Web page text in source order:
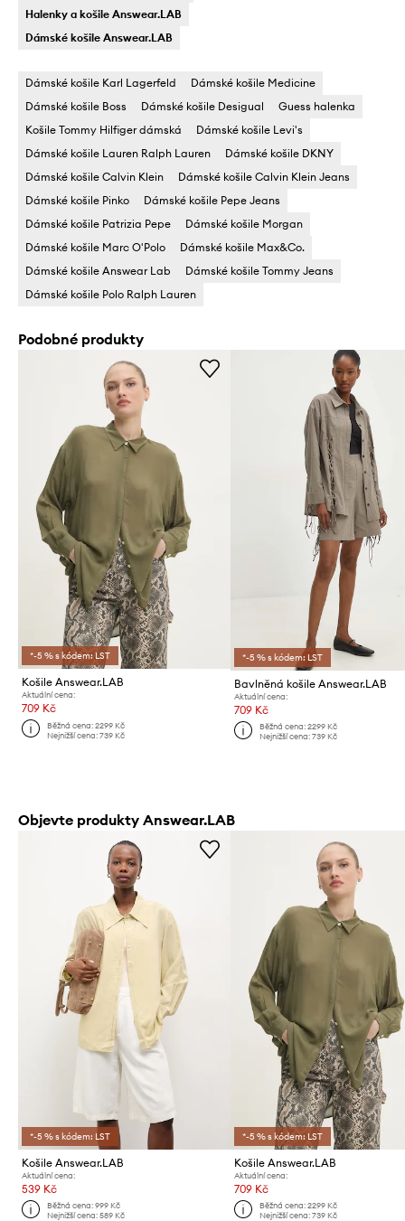
Halenky a košile Answear.LAB
Dámské košile Answear.LAB
Dámské košile Karl Lagerfeld
Dámské košile Medicine
Dámské košile Boss
Dámské košile Desigual
Guess halenka
Košile Tommy Hilfiger dámská
Dámské košile Levi's
Dámské košile Lauren Ralph Lauren
Dámské košile DKNY
Dámské košile Calvin Klein
Dámské košile Calvin Klein Jeans
Dámské košile Pinko
Dámské košile Pepe Jeans
Dámské košile Patrizia Pepe
Dámské košile Morgan
Dámské košile Marc O'Polo
Dámské košile Max&Co.
Dámské košile Answear Lab
Dámské košile Tommy Jeans
Dámské košile Polo Ralph Lauren
Podobné produkty
*-5 % s kódem: LST
Košile Answear.LAB
Aktuální cena:
709 Kč
Běžná cena:2299 Kč
Nejnižší cena:739 Kč
*-5 % s kódem: LST
Bavlněná košile Answear.LAB
Aktuální cena:
709 Kč
Běžná cena: 2299 Kč
Nejnižší cena: 739 Kč
Objevte produkty Answear.LAB
*-5 % s kódem: LST
Košile Answear.LAB
Aktuální cena:
539 Kč
Běžná cena:999 Kč
Nejnižší cena:589 Kč
*-5 % s kódem: LST
Košile Answear.LAB
Aktuální cena:
709 Kč
Běžná cena: 2299 Kč
Nejnižší cena: 739 Kč